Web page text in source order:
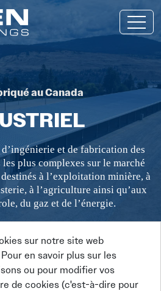
au Canada
STEEL
et de fabrication des
plus complexes sur le marché
à l’exploitation minière, à
à l’agriculture ainsi qu’aux
du gaz et de l’énergie.
sur notre site web
en savoir plus sur les
ou pour modifier vos
de cookies (c'est-à-dire pour